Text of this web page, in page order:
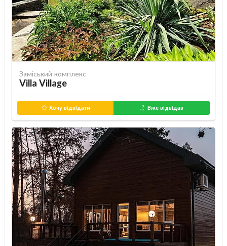
Заміський комплекс
Villa Village
Хочу відвідати Вже відвідав